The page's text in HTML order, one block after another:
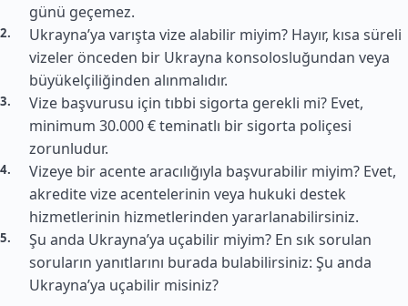
günü geçemez.
Ukrayna’ya varışta vize alabilir miyim? Hayır, kısa süreli
vizeler önceden bir Ukrayna konsolosluğundan veya
büyükelçiliğinden alınmalıdır.
Vize başvurusu için tıbbi sigorta gerekli mi? Evet,
minimum 30.000 € teminatlı bir sigorta poliçesi
zorunludur.
Vizeye bir acente aracılığıyla başvurabilir miyim? Evet,
akredite vize acentelerinin veya hukuki destek
hizmetlerinin hizmetlerinden yararlanabilirsiniz.
Şu anda Ukrayna’ya uçabilir miyim? En sık sorulan
soruların yanıtlarını burada bulabilirsiniz: Şu anda
Ukrayna’ya uçabilir misiniz?